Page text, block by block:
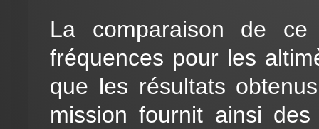
La comparaison de
fréquences pour les
que les résultats
mission fournit ainsi